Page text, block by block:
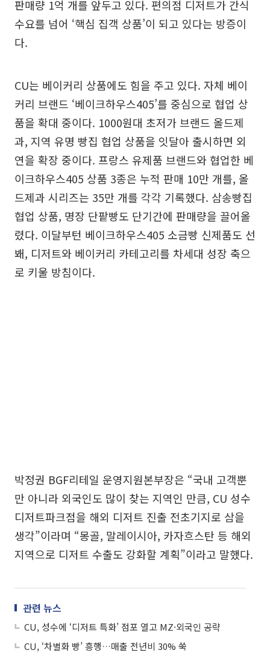
판매량 1억 개를 앞두고 있다. 편의점 디저트가 간식
수요를 넘어 ‘핵심 집객 상품’이 되고 있다는 방증이
다.
CU는 베이커리 상품에도 힘을 주고 있다. 자체 베이
커리 브랜드 ‘베이크하우스405’를 중심으로 협업 상
품을 확대 중이다. 1000원대 초저가 브랜드 올드제
과, 지역 유명 빵집 협업 상품을 잇달아 출시하면 외
연을 확장 중이다. 프랑스 유제품 브랜드와 협업한 베
이크하우스405 상품 3종은 누적 판매 10만 개를, 올
드제과 시리즈는 35만 개를 각각 기록했다. 삼송빵집
협업 상품, 명장 단팥빵도 단기간에 판매량을 끌어올
렸다. 이달부턴 베이크하우스405 소금빵 신제품도 선
봬, 디저트와 베이커리 카테고리를 차세대 성장 축으
로 키울 방침이다.
박정권 BGF리테일 운영지원본부장은 “국내 고객뿐
만 아니라 외국인도 많이 찾는 지역인 만큼, CU 성수
디저트파크점을 해외 디저트 진출 전초기지로 삼을
생각”이라며 “몽골, 말레이시아, 카자흐스탄 등 해외
지역으로 디저트 수출도 강화할 계획”이라고 말했다.
관련 뉴스
CU, 성수에 ‘디저트 특화’ 점포 열고 MZ·외국인 공략
CU, ‘차별화 빵’ 흥행…매출 전년비 30% 쑥